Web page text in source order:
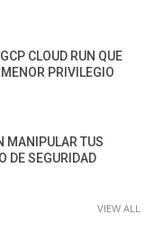
CLOUD RUN QUE
PRIVILEGIO
MANIPULAR TUS
DE SEGURIDAD
VIEW ALL